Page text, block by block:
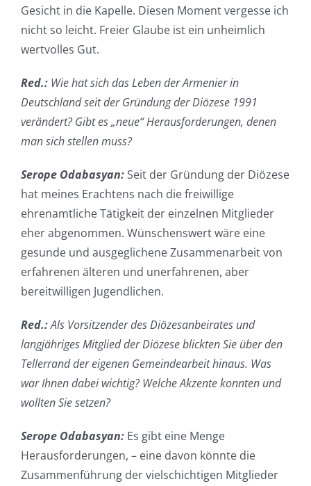
Gesicht in die Kapelle. Diesen Moment vergesse ich
nicht so leicht. Freier Glaube ist ein unheimlich
wertvolles Gut.
Red.: Wie hat sich das Leben der Armenier in
Deutschland seit der Gründung der Diözese 1991
verändert? Gibt es „neue“ Herausforderungen, denen
man sich stellen muss?
Serope Odabasyan:Seit der Gründung der Diözese
hat meines Erachtens nach die freiwillige
ehrenamtliche Tätigkeit der einzelnen Mitglieder
eher abgenommen. Wünschenswert wäre eine
gesunde und ausgeglichene Zusammenarbeit von
erfahrenen älteren und unerfahrenen, aber
bereitwilligen Jugendlichen.
Red.:Als Vorsitzender des Diözesanbeirates und
langjähriges Mitglied der Diözese blickten Sie über den
Tellerrand der eigenen Gemeindearbeit hinaus. Was
war Ihnen dabei wichtig? Welche Akzente konnten und
wollten Sie setzen?
Serope Odabasyan: Es gibt eine Menge
Herausforderungen, – eine davon könnte die
Zusammenführung der vielschichtigen Mitglieder